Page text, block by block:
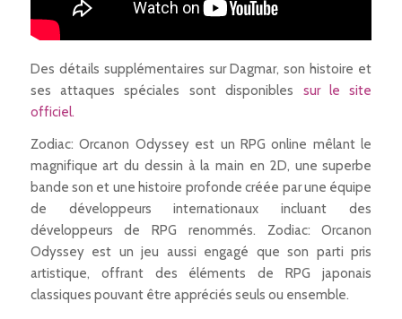
Des détails supplémentaires sur Dagmar, son histoire et
ses attaques spéciales sont disponibles sur le site
officiel.
Zodiac: Orcanon Odyssey est un RPG online mêlant le
magnifique art du dessin à la main en 2D, une superbe
bande son et une histoire profonde créée par une équipe
de développeurs internationaux incluant des
développeurs de RPG renommés. Zodiac: Orcanon
Odyssey est un jeu aussi engagé que son parti pris
artistique, offrant des éléments de RPG japonais
classiques pouvant être appréciés seuls ou ensemble.